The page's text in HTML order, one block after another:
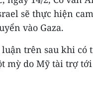
sẽ thực hiện
vào Gaza.
trên sau khi có
mỳ do Mỹ tài trợ tới